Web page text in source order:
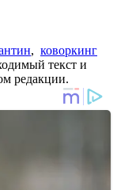
, коворкинг
текст и
редакции.